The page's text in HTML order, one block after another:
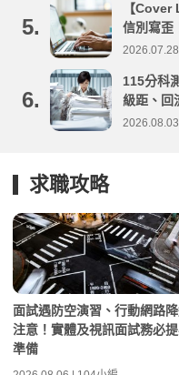
5.
【
信別寫歪
6.
115分科
級距、回
分析
求職攻略
面試遇防空演習、行動網路
注意！實體及視訊面試務必
準備